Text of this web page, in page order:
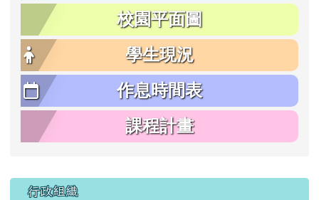
校園平面圖
學生現況
作息時間表
課程計畫
行政組織